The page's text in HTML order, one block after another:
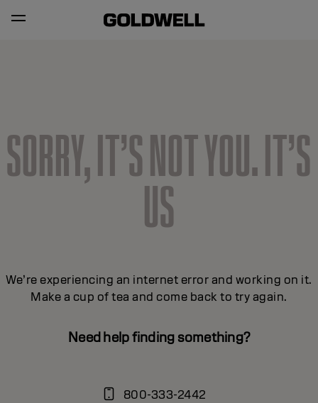
SORRY, IT’S NOT YOU. IT’S
US
We’re experiencing an internet error and working on it.
Make a cup of tea and come back to try again.
Need help finding something?
800-333-2442